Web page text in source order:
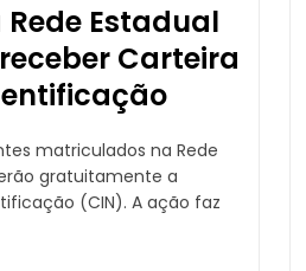
Estadual
Carteira
matriculados na Rede
gratuitamente a
(CIN). A ação faz